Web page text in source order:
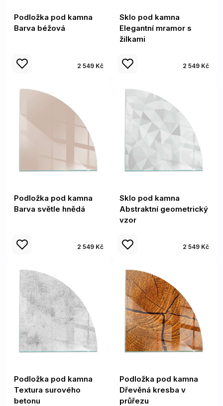
Podložka pod kamna
Barva béžová
2 549 Kč
Sklo pod kamna
Elegantní mramor s
žilkami
2 549 Kč
Podložka pod kamna
Barva světle hnědá
2 549 Kč
Sklo pod kamna
Abstraktní geometrický
vzor
2 549 Kč
Podložka pod kamna
Textura surového
betonu
Podložka pod kamna
Dřevěná kresba v
průřezu